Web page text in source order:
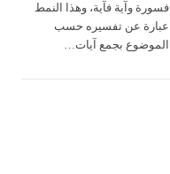
فسورة وآية فآية، وهذا النمط
عبارة عن تفسيره حسب
الموضوع بجمع آيات…